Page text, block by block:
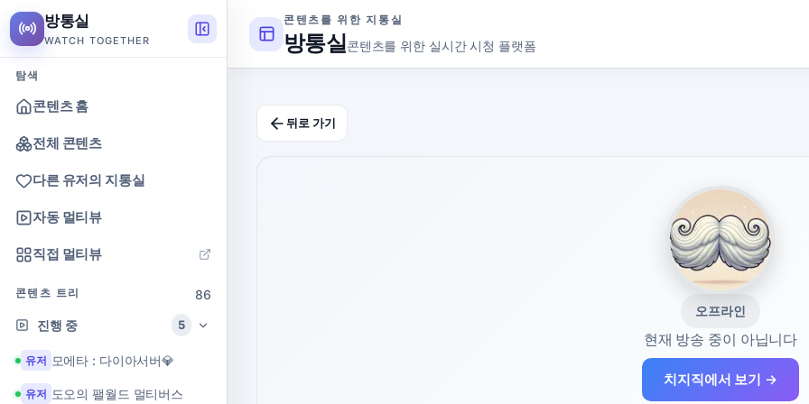
방통실
WATCH TOGETHER
탐색
콘텐츠 홈
전체 콘텐츠
다른 유저의 지통실
자동 멀티뷰
직접 멀티뷰
콘텐츠 트리
86
진행 중
5
유저 모에타 : 다이아서버💎
유저 도오의 팰월드 멀티버스
콘텐츠를 위한 지통실
방통실콘텐츠를 위한 실시간 시청 플랫폼
뒤로 가기
오프라인
현재 방송 중이 아닙니다
치지직에서 보기 →